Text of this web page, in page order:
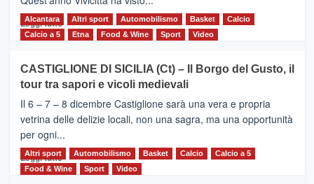
Leggi tutto Leggi
MOIO
ALCANTARA
–
Vivicittà,
alla
scoperta
del
territorio,
Alcantara Altri sport Automobilismo Basket
Calcio
Calcio a 5
Etna Food & Wine Sport Video
CASTIGLIONE DI SICILIA (Ct) – Il Borgo del Gusto, il
tour tra sapori e vicoli medievali
Il 6 – 7 – 8 dicembre Castiglione sarà una vera e propria
vetrina delle delizie locali, non una sagra, ma una opportunità
per ogni...
Leggi tuttoLeggi
di
Altri sport Automobilismo Basket Calcio
Calcio a 5
Food & Wine
Sport Video